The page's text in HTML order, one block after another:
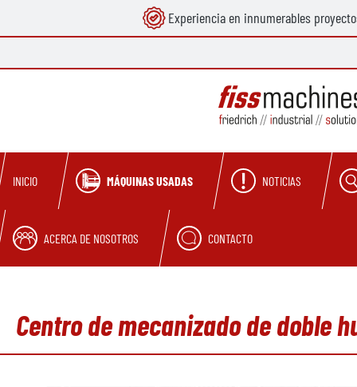
Saltar a la navegación principalExperiencia en innumerables
INICIO MÁQUINAS USADAS NOTICIAS
ACERCA DE NOSOTROS CONTACTO
Centro de mecanizado de doble